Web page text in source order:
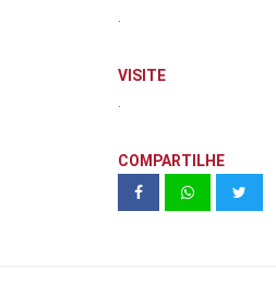
VISITE
COMPARTILHE
Vivaz | Santa